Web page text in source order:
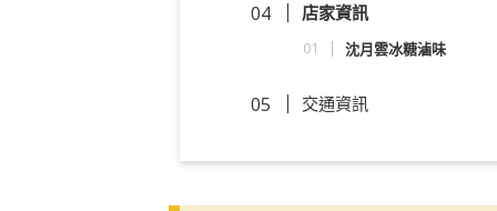
店家資訊
沈月雲冰糖滷味
交通資訊